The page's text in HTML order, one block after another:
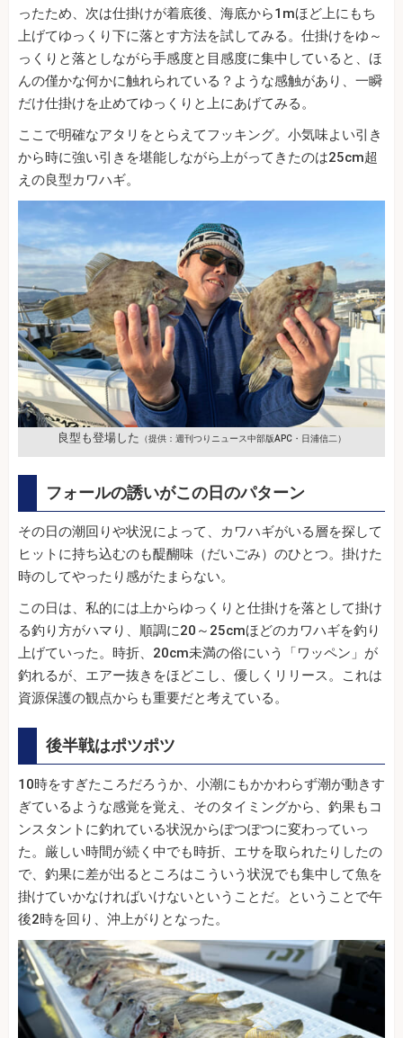
ったため、次は仕掛けが着底後、海底から1mほど上にもち
上げてゆっくり下に落とす方法を試してみる。仕掛けをゆ～
っくりと落としながら手感度と目感度に集中していると、ほ
んの僅かな何かに触れられている？ような感触があり、一瞬
だけ仕掛けを止めてゆっくりと上にあげてみる。
ここで明確なアタリをとらえてフッキング。小気味よい引き
から時に強い引きを堪能しながら上がってきたのは25cm超
えの良型カワハギ。
良型も登場した （提供：週刊つりニュース中部版APC・日浦信二）
フォールの誘いがこの日のパターン
その日の潮回りや状況によって、カワハギがいる層を探して
ヒットに持ち込むのも醍醐味（だいごみ）のひとつ。掛けた
時のしてやったり感がたまらない。
この日は、私的には上からゆっくりと仕掛けを落として掛け
る釣り方がハマり、順調に20～25cmほどのカワハギを釣り
上げていった。時折、20cm未満の俗にいう「ワッペン」が
釣れるが、エアー抜きをほどこし、優しくリリース。これは
資源保護の観点からも重要だと考えている。
後半戦はポツポツ
10時をすぎたころだろうか、小潮にもかかわらず潮が動きす
ぎているような感覚を覚え、そのタイミングから、釣果もコ
ンスタントに釣れている状況からぽつぽつに変わっていっ
た。厳しい時間が続く中でも時折、エサを取られたりしたの
で、釣果に差が出るところはこういう状況でも集中して魚を
掛けていかなければいけないということだ。ということで午
後2時を回り、沖上がりとなった。